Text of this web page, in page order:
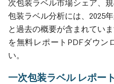
次包装ラベル市場シェア、
包装ラベル分析には、2025
と過去の概要が含まれてい
を無料レポートPDFダウン
い。
一次包装ラベル レポー